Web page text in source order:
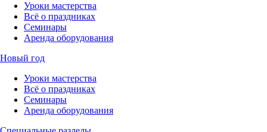
Уроки мастерства
Всё о праздниках
Семинары
Аренда оборудования
Новый год
Уроки мастерства
Всё о праздниках
Семинары
Аренда оборудования